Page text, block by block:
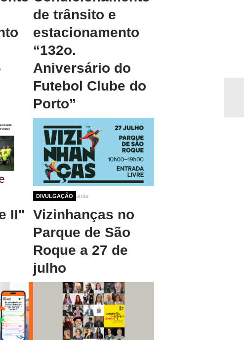
de trânsito e
estacionamento
“132o.
Aniversário do
Futebol Clube do
Porto”
II"
DIVULGAÇÃO
1 ano 2 semanas atrás
Vizinhanças no
Parque de São
Roque a 27 de
julho